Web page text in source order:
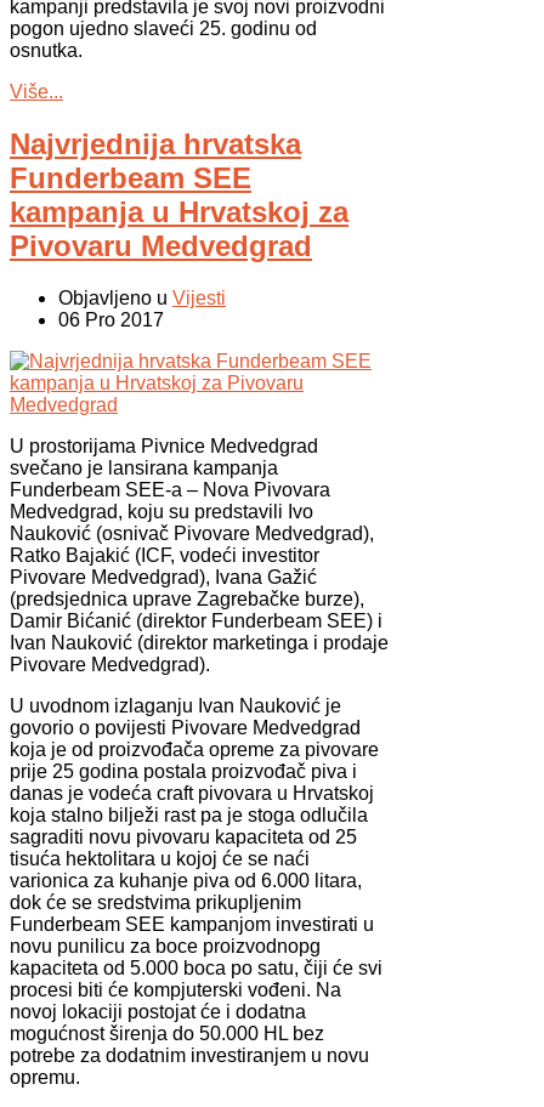
kampanji predstavila je svoj novi proizvodni
pogon ujedno slaveći 25. godinu od
osnutka.
Više...
Najvrjednija hrvatska
Funderbeam SEE
kampanja u Hrvatskoj za
Pivovaru Medvedgrad
Objavljeno u Vijesti
06 Pro 2017
U prostorijama Pivnice Medvedgrad
svečano je lansirana kampanja
Funderbeam SEE-a – Nova Pivovara
Medvedgrad, koju su predstavili Ivo
Nauković (osnivač Pivovare Medvedgrad),
Ratko Bajakić (ICF, vodeći investitor
Pivovare Medvedgrad), Ivana Gažić
(predsjednica uprave Zagrebačke burze),
Damir Bićanić (direktor Funderbeam SEE) i
Ivan Nauković (direktor marketinga i prodaje
Pivovare Medvedgrad).
U uvodnom izlaganju Ivan Nauković je
govorio o povijesti Pivovare Medvedgrad
koja je od proizvođača opreme za pivovare
prije 25 godina postala proizvođač piva i
danas je vodeća craft pivovara u Hrvatskoj
koja stalno bilježi rast pa je stoga odlučila
sagraditi novu pivovaru kapaciteta od 25
tisuća hektolitara u kojoj će se naći
varionica za kuhanje piva od 6.000 litara,
dok će se sredstvima prikupljenim
Funderbeam SEE kampanjom investirati u
novu punilicu za boce proizvodnopg
kapaciteta od 5.000 boca po satu, čiji će svi
procesi biti će kompjuterski vođeni. Na
novoj lokaciji postojat će i dodatna
mogućnost širenja do 50.000 HL bez
potrebe za dodatnim investiranjem u novu
opremu.